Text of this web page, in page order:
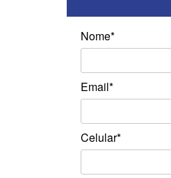
Nome*
Email*
Celular*